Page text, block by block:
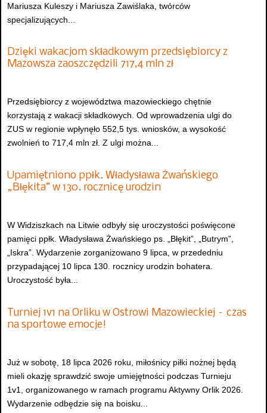
Mariusza Kuleszy i Mariusza Zawiślaka, twórców
specjalizujących...
Dzięki wakacjom składkowym przedsiębiorcy z
Mazowsza zaoszczędzili 717,4 mln zł
Przedsiębiorcy z województwa mazowieckiego chętnie
korzystają z wakacji składkowych. Od wprowadzenia ulgi do
ZUS w regionie wpłynęło 552,5 tys. wniosków, a wysokość
zwolnień to 717,4 mln zł. Z ulgi można...
Upamiętniono ppłk. Władysława Żwańskiego
„Błękita” w 130. rocznicę urodzin
W Widziszkach na Litwie odbyły się uroczystości poświęcone
pamięci ppłk. Władysława Żwańskiego ps. „Błękit”, „Butrym”,
„Iskra”. Wydarzenie zorganizowano 9 lipca, w przededniu
przypadającej 10 lipca 130. rocznicy urodzin bohatera.
Uroczystość była...
Turniej 1v1 na Orliku w Ostrowi Mazowieckiej – czas
na sportowe emocje!
Już w sobotę, 18 lipca 2026 roku, miłośnicy piłki nożnej będą
mieli okazję sprawdzić swoje umiejętności podczas Turnieju
1v1, organizowanego w ramach programu Aktywny Orlik 2026.
Wydarzenie odbędzie się na boisku...